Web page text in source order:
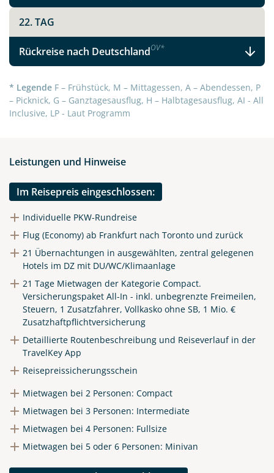
22. TAG
Rückreise nach DeutschlandOV*
* Legende F – Frühstück, M – Mittagessen, A – Abendessen, P
– Picknick, G – Ganztagesausflug, H – Halbtagesausflug, AI - All
Inclusive, LP - Laut Programm
Leistungen und Hinweise
Im Reisepreis eingeschlossen:
Individuelle PKW-Rundreise
Flug (Economy) ab Frankfurt nach Toronto und zurück
21 Übernachtungen in ausgewählten, zentral gelegenen
Hotels im DZ mit DU/WC/Klimaanlage
21 Tage Mietwagen der Kategorie Compact.
Versicherungspaket All-In - inkl. unbegrenzte Freimeilen,
Steuern, 1 Zusatzfahrer, Vollkasko ohne SB, 1 Mio. €
Zusatzhaftpflichtversicherung
Detaillierte Routenbeschreibung und Reiseverlauf in der
TravelKey App
Reisepreissicherungsschein
Mietwagen bei 2 Personen: Compact
Mietwagen bei 3 Personen: Intermediate
Mietwagen bei 4 Personen: Fullsize
Mietwagen bei 5 oder 6 Personen: Minivan